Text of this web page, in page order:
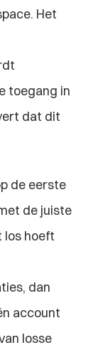
Het
toegang in
dat dit
de eerste
de juiste
los hoeft
dan
account
losse